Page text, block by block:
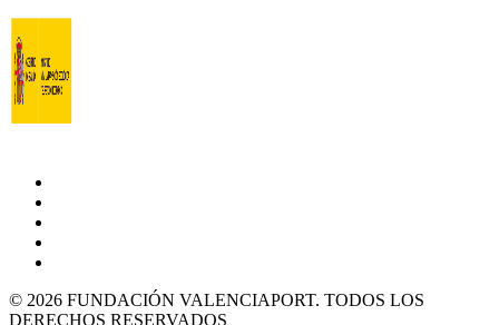
© 2026 FUNDACIÓN VALENCIAPORT. TODOS LOS
DERECHOS RESERVADOS